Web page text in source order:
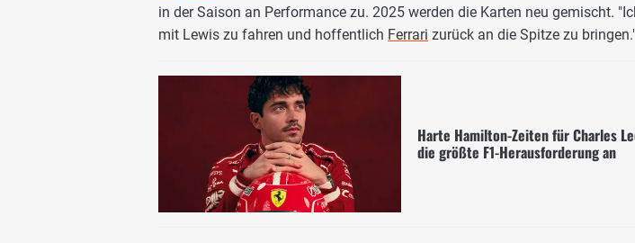
in der Saison an Performance zu. 2025 werden die Karten neu gemischt.
mit Lewis zu fahren und hoffentlich Ferrari zurück an die Spitze zu
Harte Hamilton-Zeiten für Charles
die größte F1-Herausforderung an